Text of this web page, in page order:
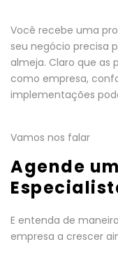
Você recebe uma
seu negócio precisa
almeja. Claro que
como empresa,
implementações
Vamos nos falar
Agende
E entenda de
empresa a crescer